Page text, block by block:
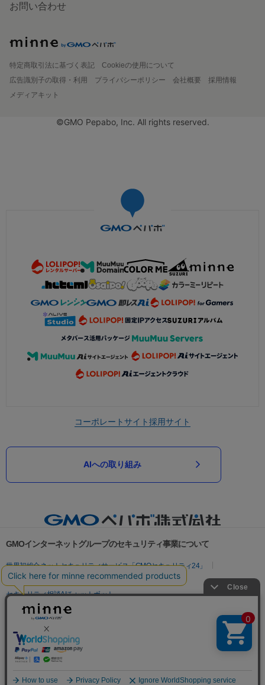
お問い合わせ
特定商取引法に基づく表記
Cookieの使用について
広告識別子の取得・利用
プライバシーポリシー 会社概要
採用情報
メディアキット
©GMO Pepabo, Inc. All rights reserved.
コーポレートサイト採用サイト
AIへの取り組み
GMOインターネットグループのセキュリティ事業について
世界初総合ネットセキュリティサービス「GMOセキュリティ24」
パスワード漏洩診断
Webサイトリスク診断
セキュリティ相談AIチャットボット
実在証明・盗聴対策
サイバー攻撃対策（GMO Flatt Security）
セキュリティ事業の軌跡